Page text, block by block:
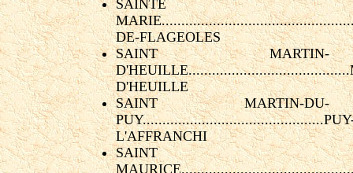
SAINTE
DE-FLAGEOLES
SAINT MARTIN-
D'HEUILLE
SAINT MARTIN-DU-
L'AFFRANCHI
SAINT